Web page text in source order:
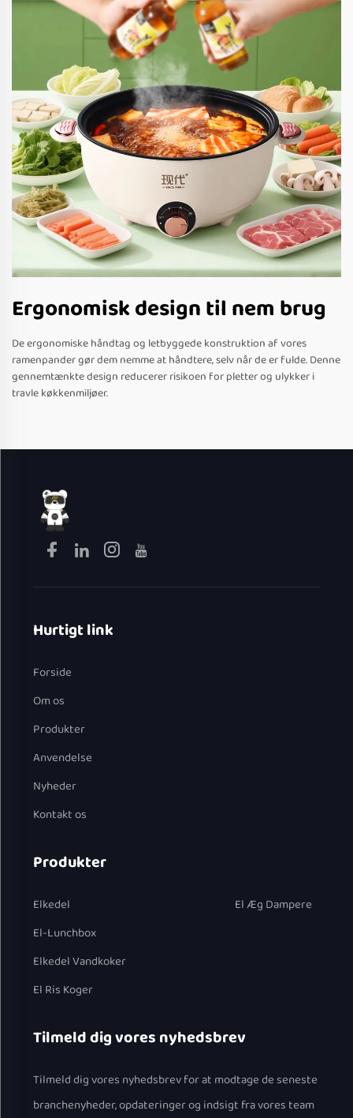
Ergonomisk design til nem brug
De ergonomiske håndtag og letbyggede konstruktion af vores
ramenpander gør dem nemme at håndtere, selv når de er fulde. Denne
gennemtænkte design reducerer risikoen for pletter og ulykker i
travle køkkenmiljøer.
Hurtigt link
Forside
Om os
Produkter
Anvendelse
Nyheder
Kontakt os
Produkter
Elkedel
El-Lunchbox
Elkedel Vandkoker
El Ris Koger
El Æg Dampere
Tilmeld dig vores nyhedsbrev
Tilmeld dig vores nyhedsbrev for at modtage de seneste
branchenyheder, opdateringer og indsigt fra vores team